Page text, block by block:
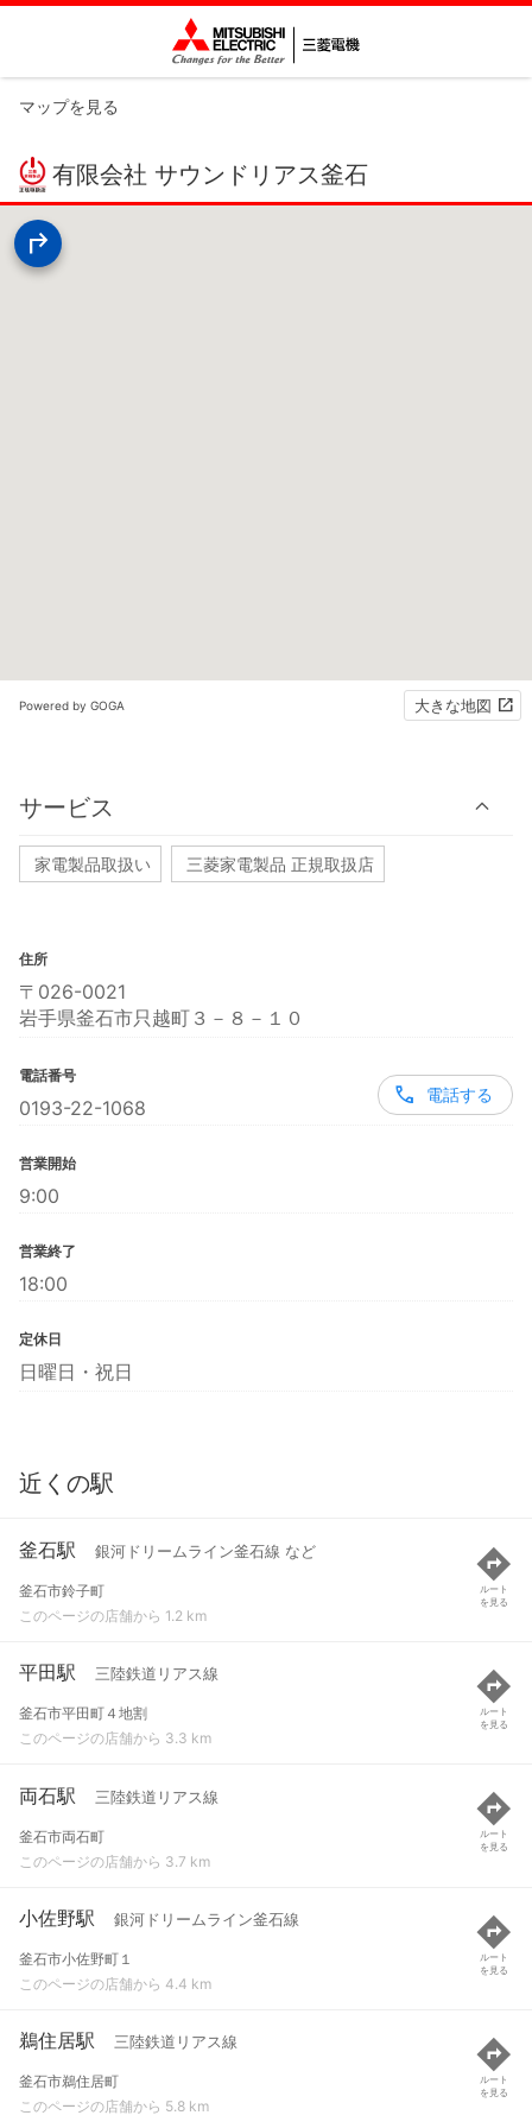
マップを見る
有限会社 サウンドリアス釜石
Powered by GOGA 大きな地図
サービス
家電製品取扱い 三菱家電製品 正規取扱店
住所
〒026-0021
岩手県釜石市只越町３－８－１０
電話番号
0193-22-1068
電話する
営業開始
9:00
営業終了
18:00
定休日
日曜日・祝日
近くの駅
釜石駅 銀河ドリームライン釜石線 など
釜石市鈴子町
このページの店舗から 1.2 km
ルート
を見る
平田駅 三陸鉄道リアス線
釜石市平田町４地割
このページの店舗から 3.3 km
ルート
を見る
両石駅 三陸鉄道リアス線
釜石市両石町
このページの店舗から 3.7 km
ルート
を見る
小佐野駅 銀河ドリームライン釜石線
釜石市小佐野町１
このページの店舗から 4.4 km
ルート
を見る
鵜住居駅 三陸鉄道リアス線
釜石市鵜住居町
このページの店舗から 5.8 km
ルート
を見る